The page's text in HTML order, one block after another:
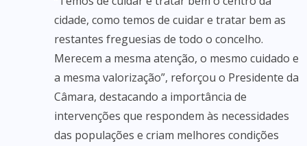
cidade, como temos de cuidar e tratar bem as
restantes freguesias de todo o concelho.
Merecem a mesma atenção, o mesmo cuidado e
a mesma valorização”, reforçou o Presidente da
Câmara, destacando a importância de
intervenções que respondem às necessidades
das populações e criam melhores condições